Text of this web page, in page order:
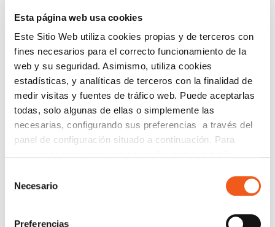
Esta página web usa cookies
Este Sitio Web utiliza cookies propias y de terceros con
fines necesarios para el correcto funcionamiento de la
web y su seguridad. Asimismo, utiliza cookies
estadísticas, y analíticas de terceros con la finalidad de
medir visitas y fuentes de tráfico web. Puede aceptarlas
todas, solo algunas de ellas o simplemente las
necesarias, configurando sus preferencias a través del
panel de configuración situado a continuación. Para
consultar nuestra política de cookies
política de cookies
Necesario
Preferencias
¿Qué es la brecha salarial de género?
La brecha salarial de género es la diferencia
existente entre la remuneración media percibida por
mujeres y hombres. Esta diferencia puede deberse a
diversos factores, como la segregación
ocupacional, las dificultades de promoción
profesional o la mayor asunción de
responsabilidades de cuidado por parte de las
mujeres.
¿Cómo puede una empresa fomentar el liderazgo
femenino?
Las organizaciones pueden impulsar el liderazgo